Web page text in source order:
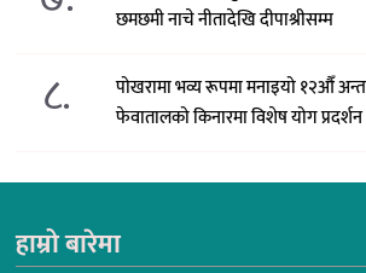
छमछमी नाचे नीतादेखि दीपाश्रीसम्म
८.
पोखरामा भव्य रूपमा मनाइयो १२औँ
फेवातालको किनारमा विशेष योग प्रदर्शन
हाम्रो बारेमा